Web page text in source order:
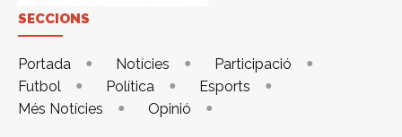
SECCIONS
Portada Notícies
Participació
Futbol
Política
Esports
Més Notícies
Opinió